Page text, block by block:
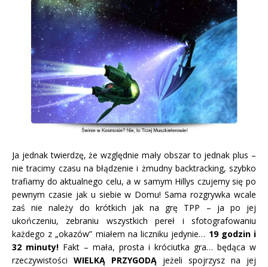
Ja jednak twierdzę, że względnie mały obszar to jednak plus –
nie tracimy czasu na błądzenie i żmudny backtracking, szybko
trafiamy do aktualnego celu, a w samym Hillys czujemy się po
pewnym czasie jak u siebie w Domu! Sama rozgrywka wcale
zaś nie należy do krótkich jak na grę TPP – ja po jej
ukończeniu, zebraniu wszystkich pereł i sfotografowaniu
każdego z „okazów” miałem na liczniku jedynie… 19 godzin i
32 minuty! Fakt – mała, prosta i króciutka gra… będąca w
rzeczywistości WIELKĄ PRZYGODĄ jeżeli spojrzysz na jej